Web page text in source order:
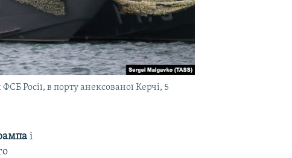
Росії, в порту анексованої Керчі, 5
і